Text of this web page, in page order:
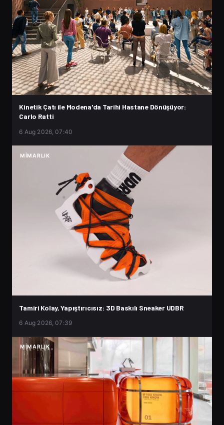
Kinetik Çatı ile Modena'da Tarihi Hastane Dönüşüyor:
Carlo Ratti
6 Aug 2026, 07:40
MIMARLIK
Tamiri Kolay, Yapıştırıcısız: 3D Baskılı Sneaker UDBR
6 Aug 2026, 07:39
MIMARLIK